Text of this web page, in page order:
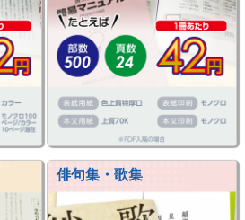
俳句集・歌集